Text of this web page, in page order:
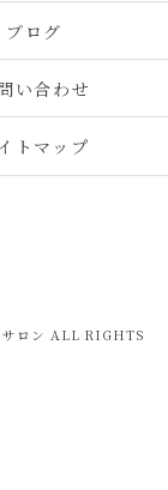
ブログ
い合わせ
トマップ
ロン ALL RIGHTS